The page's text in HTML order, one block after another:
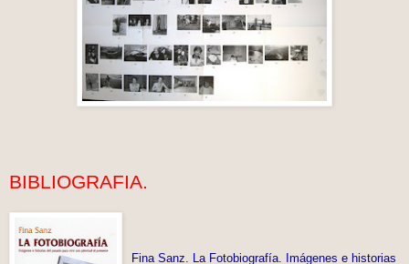
BIBLIOGRAFIA.
Fina Sanz. La Fotobiografía. Imágenes e historias